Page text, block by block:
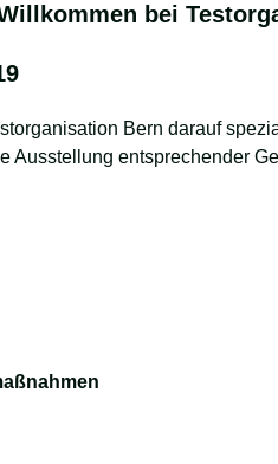
bei
Bern darauf
Ausstellung entsprechender